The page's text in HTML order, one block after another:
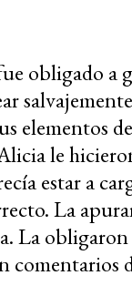
obligado a
elementos
le
estar a
La
La
comentarios